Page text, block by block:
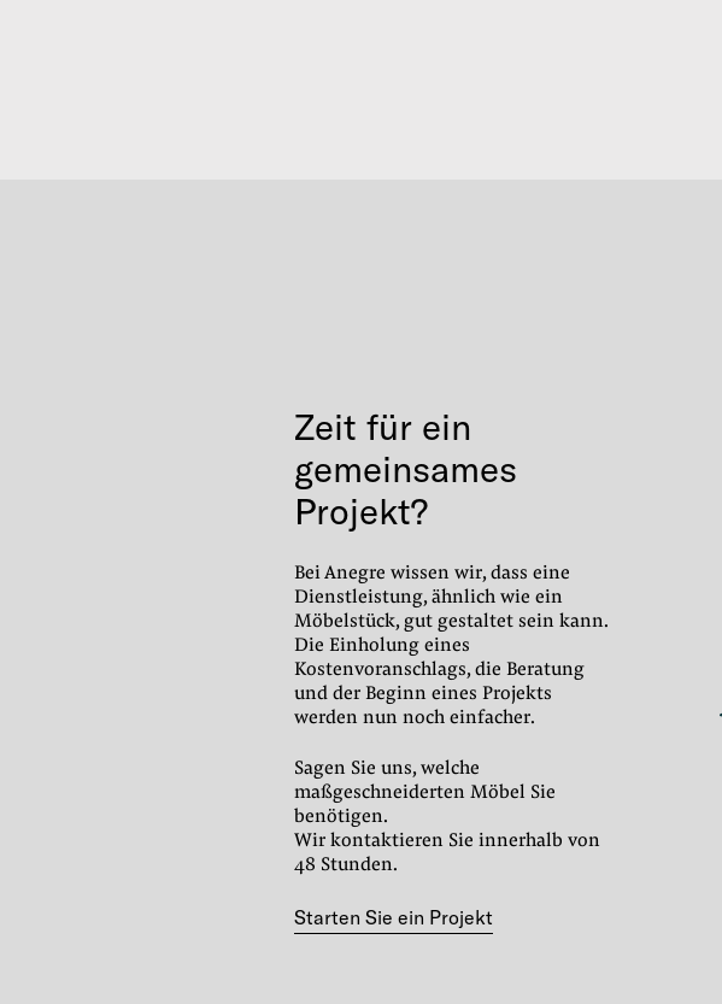
Zeit für ein
gemeinsames
Projekt?
Bei Anegre wissen wir, dass eine
Dienstleistung, ähnlich wie ein
Möbelstück, gut gestaltet sein kann.
Die Einholung eines
Kostenvoranschlags, die Beratung
und der Beginn eines Projekts
werden nun noch einfacher.
Sagen Sie uns, welche
maßgeschneiderten Möbel Sie
benötigen.
Wir kontaktieren Sie innerhalb von
48 Stunden.
Starten Sie ein Projekt